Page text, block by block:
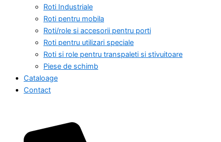
Roti Industriale
Roti pentru mobila
Roti/role si accesorii pentru porti
Roti pentru utilizari speciale
Roti si role pentru transpaleti si stivuitoare
Piese de schimb
Cataloage
Contact